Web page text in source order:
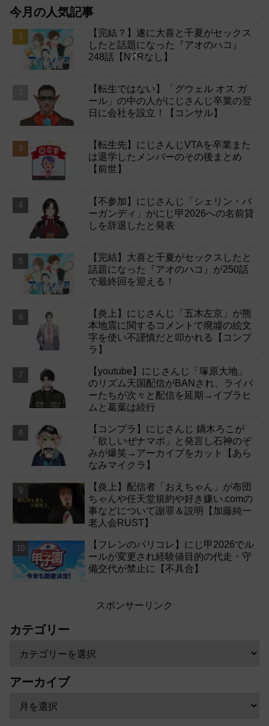
今月の人気記事
【完結？】遂に大喜と千夏がセックス
したと話題になった『アオのハコ』
248話【NTRなし】
【転生ではない】「グウェル オス ガ
ール」の中の人がにじさんじ卒業の翌
日に会社を設立！【コンサル】
【転生先】にじさんじVTAを卒業また
は退学したメンバーのその後まとめ
【前世】
【不参加】にじさんじ「シェリン・バ
ーガンディ」がにじ甲2026への名前貸
しを辞退したと発表
【完結】大喜と千夏がセックスしたと
話題になった『アオのハコ』が250話
で最終回を迎える！
【炎上】にじさんじ「五木左京」が熊
本地震に関するコメントで廃墟の絵文
字を使い不謹慎だと叩かれる【コンプ
ラ】
【youtube】にじさんじ「塚原大地」
のリズム天国配信がBANされ、ライバ
ーたちが次々と配信を延期→イブラヒ
ムと葛葉は続行
【コンプラ】にじさんじ 鏑木ろこが
「欲しいぜナマポ」と発言し石神のぞ
みが爆笑→アーカイブをカット【あら
なみマイクラ】
【炎上】配信者「おえちゃん」が布団
ちゃんや任天堂規約や好き嫌い.comの
事などについて謝罪＆説明【加藤純一
老人会RUST】
【フレンのパリコレ】にじ甲2026でル
ールが変更され経験値目的の代走・守
備交代が禁止に【不具合】
スポンサーリンク
カテゴリー
アーカイブ